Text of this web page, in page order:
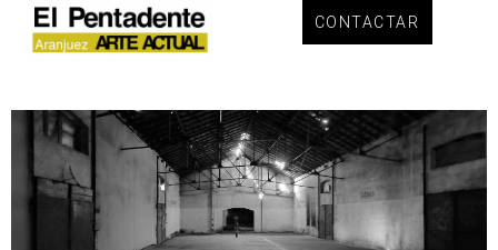
CONTACTAR
Sample Page